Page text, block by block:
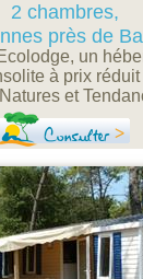
2 chambres,
près de
un
à prix
et
Consulter